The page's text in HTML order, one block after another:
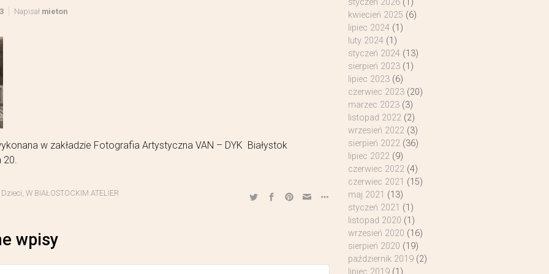
Napisał mieton
w zakładzie Fotografia Artystyczna VAN – DYK Białystok
20.
Dzieci,W BIAŁOSTOCKIM ATELIER
wpisy
styczeń 2026(1)
kwiecień 2025 (6)
lipiec 2024(1)
luty 2024(1)
styczeń 2024(13)
sierpień 2023(1)
lipiec 2023(6)
czerwiec 2023(20)
marzec 2023(3)
listopad 2022(2)
wrzesień 2022(3)
sierpień 2022(36)
lipiec 2022(9)
czerwiec 2022(4)
czerwiec 2021 (15)
maj 2021 (13)
styczeń 2021 (1)
listopad 2020 (1)
wrzesień 2020 (16)
sierpień 2020 (19)
październik 2019(2)
lipiec 2019(1)